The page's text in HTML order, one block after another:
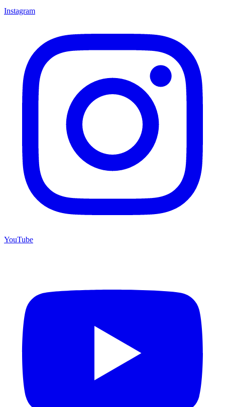
Instagram
YouTube